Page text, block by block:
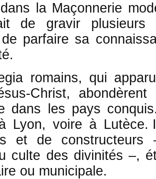
la Maçonnerie
de gravir plusieurs
parfaire sa
romains, qui
Christ,
dans les pays
Lyon, voire à Lutèce.
et de constructeurs
culte des divinités –,
ou municipale.